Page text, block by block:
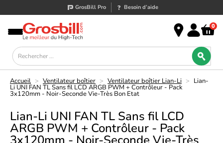
GrosBill Pro Besoin d’aide
0
Accueil > Ventilateur boîtier > Ventilateur boîtier Lian-Li > Lian-
Li UNI FAN TL Sans fil LCD ARGB PWM + Contrôleur - Pack
3x120mm - Noir-Seconde Vie-Très Bon Etat
Lian-Li UNI FAN TL Sans fil LCD
ARGB PWM + Contrôleur - Pack